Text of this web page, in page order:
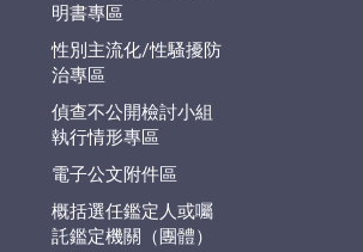
明書專區
性別主流化/性騷擾防
治專區
偵查不公開檢討小組
執行情形專區
電子公文附件區
概括選任鑑定人或囑
託鑑定機關（團體）